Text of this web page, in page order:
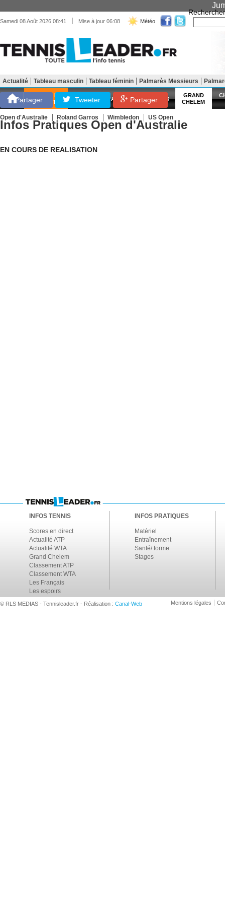
Samedi 08 Août 2026 08:41 | Mise à jour 06:08 Météo
Rechercher
Matériel Entraînement Santé Forme
SCORES EN
DIRECT
ATP WTA LES FRANÇAIS
GRAND
CHELEM
Open d'Australie Roland Garros Wimbledon US Open
Actualité Tableau masculin Tableau féminin Palmarès Messieurs
Partager Tweeter Partager
Infos Pratiques Open d'Australie
EN COURS DE REALISATION
INFOS TENNIS
Scores en direct
Actualité ATP
Actualité WTA
Grand Chelem
Classement ATP
Classement WTA
Les Français
Les espoirs
INFOS PRATIQUES
Matériel
Entraînement
Santé/ forme
Stages
© RLS MEDIAS - Tennisleader.fr - Réalisation : Canal-Web Mentions légales